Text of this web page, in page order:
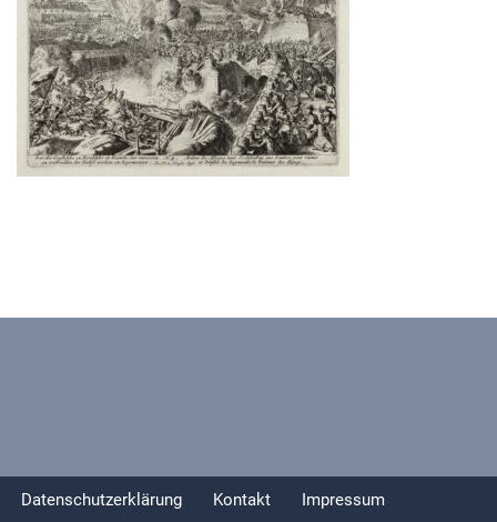
Datenschutzerklärung Kontakt Impressum